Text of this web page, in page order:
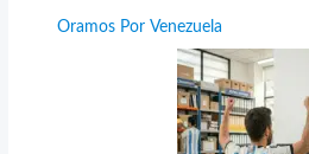
Oramos Por Venezuela